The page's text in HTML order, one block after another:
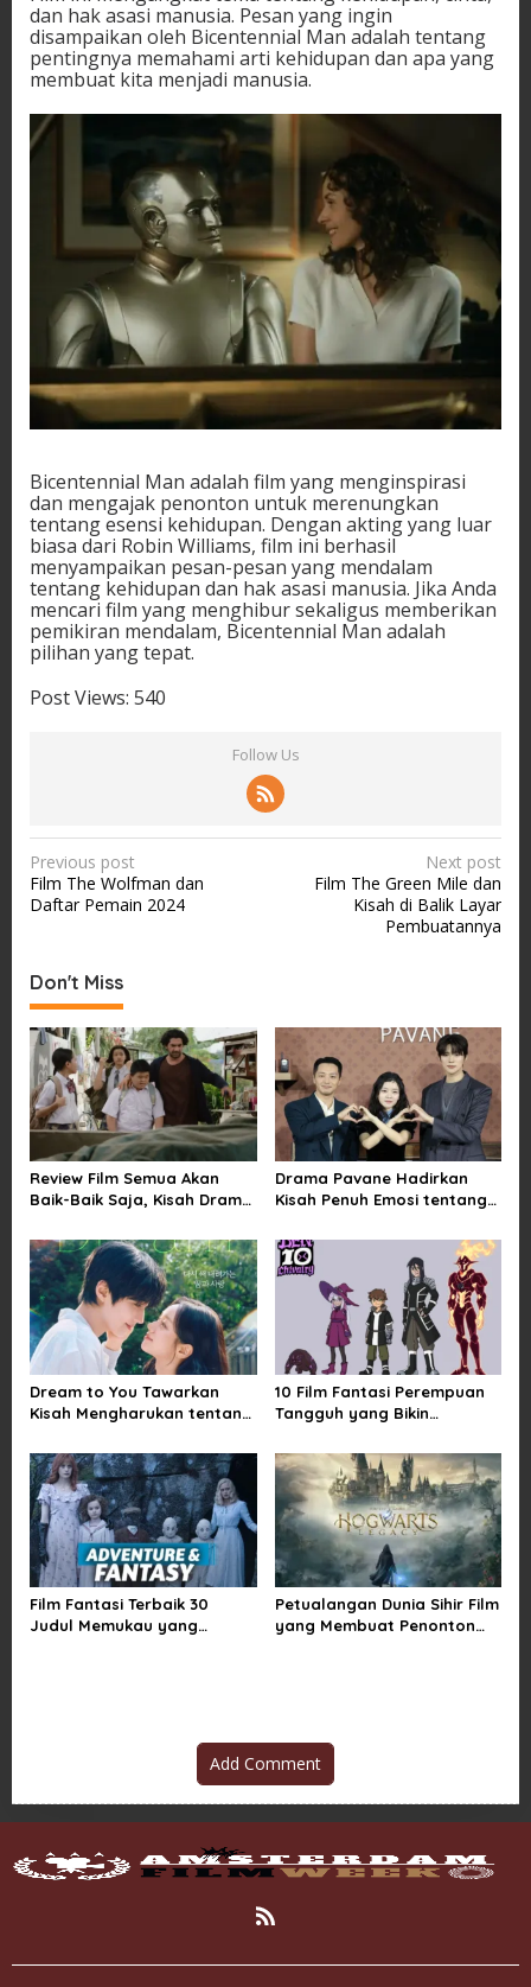
dan hak asasi manusia. Pesan yang ingin
disampaikan oleh Bicentennial Man adalah tentang
pentingnya memahami arti kehidupan dan apa yang
membuat kita menjadi manusia.
Bicentennial Man adalah film yang menginspirasi
dan mengajak penonton untuk merenungkan
tentang esensi kehidupan. Dengan akting yang luar
biasa dari Robin Williams, film ini berhasil
menyampaikan pesan-pesan yang mendalam
tentang kehidupan dan hak asasi manusia. Jika Anda
mencari film yang menghibur sekaligus memberikan
pemikiran mendalam, Bicentennial Man adalah
pilihan yang tepat.
Post Views: 540
Follow Us
P
o
n
a
v
i
g
a
t
o
n
Previous post
Film The Wolfman dan
Daftar Pemain 2024
Next post
Film The Green Mile dan
Kisah di Balik Layar
Pembuatannya
Don't Miss
Review Film Semua Akan
Baik-Baik Saja, Kisah Drama
tentang Kehilangan dan
Harapan
Drama Pavane Hadirkan
Kisah Penuh Emosi tentang
Kesempatan Memulai
Kembali
Dream to You Tawarkan
Kisah Mengharukan tentang
yang Sempat Tertunda
10 Film Fantasi Perempuan
Tangguh yang Bikin
Damsel
Film Fantasi Terbaik 30
Judul Memukau yang
Petualangan Dunia Sihir Film
yang Membuat Penonton
Add Comment